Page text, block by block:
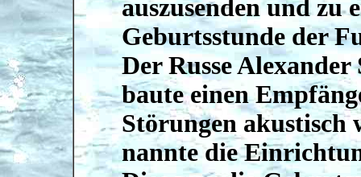
auszusenden und zu
Geburtsstunde der
Der Russe
baute einen
Störungen akustisch
nannte die